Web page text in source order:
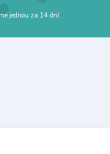
jednou za 14 dní.